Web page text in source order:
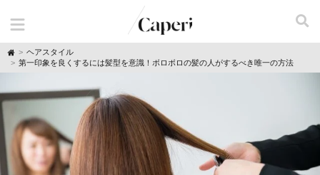
H
o
ヘアスタイル
第一印象を良くするには髪型を意識！ボロボロの髪の人がするべき唯一の方法